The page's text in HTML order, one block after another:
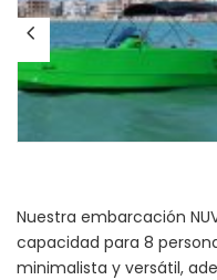
Nuestra embarcación
capacidad para 8
minimalista y versátil,